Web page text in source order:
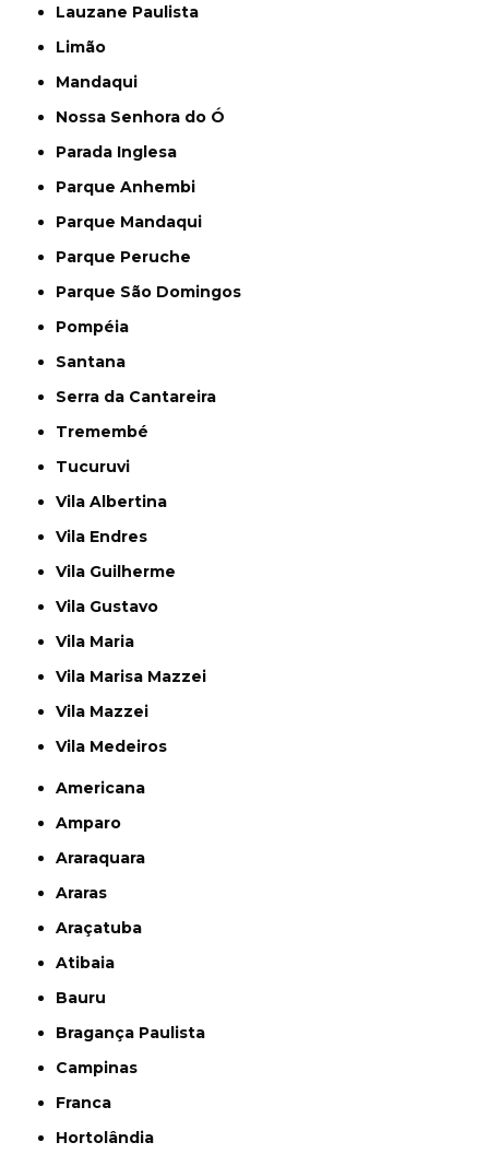
Lauzane Paulista
Limão
Mandaqui
Nossa Senhora do Ó
Parada Inglesa
Parque Anhembi
Parque Mandaqui
Parque Peruche
Parque São Domingos
Pompéia
Santana
Serra da Cantareira
Tremembé
Tucuruvi
Vila Albertina
Vila Endres
Vila Guilherme
Vila Gustavo
Vila Maria
Vila Marisa Mazzei
Vila Mazzei
Vila Medeiros
Americana
Amparo
Araraquara
Araras
Araçatuba
Atibaia
Bauru
Bragança Paulista
Campinas
Franca
Hortolândia